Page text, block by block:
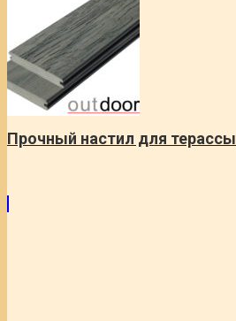
Прочный настил для терассы